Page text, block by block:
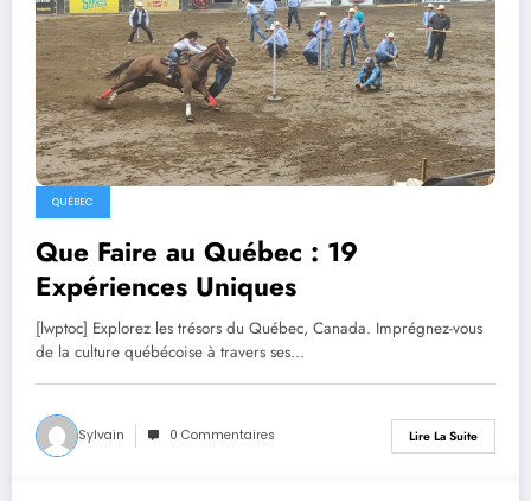
QUÉBEC
Que Faire au Québec : 19
Expériences Uniques
[lwptoc] Explorez les trésors du Québec, Canada. Imprégnez-vous
de la culture québécoise à travers ses…
Sylvain 0 Commentaires Lire La Suite